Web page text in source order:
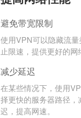
避免带宽限制
使用VPN可以隐藏流
止限速，提供更好的网
减少延迟
在某些情况下，使用
择更快的服务器路径，
迟，提高网速。